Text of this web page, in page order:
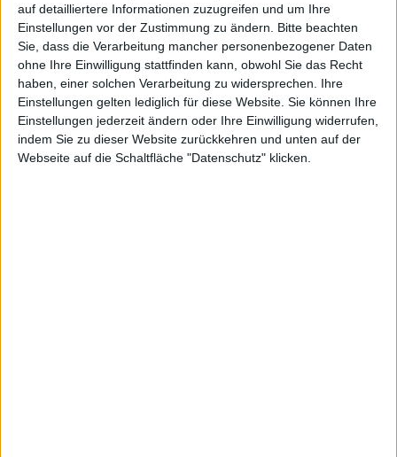
auf detailliertere Informationen zuzugreifen und um Ihre
Einstellungen vor der Zustimmung zu ändern.
Bitte beachten
Sie, dass die Verarbeitung mancher personenbezogener Daten
ohne Ihre Einwilligung stattfinden kann, obwohl Sie das Recht
haben, einer solchen Verarbeitung zu widersprechen. Ihre
Einstellungen gelten lediglich für diese Website. Sie können Ihre
Einstellungen jederzeit ändern oder Ihre Einwilligung widerrufen,
indem Sie zu dieser Website zurückkehren und unten auf der
Webseite auf die Schaltfläche "Datenschutz" klicken.
Silke Schlünsen, Managing Director, Head of Designated
Sponsoring
ODDO SEYDLER Bank AG
Ich lese boersengefluester.de, weil Gereon
Kruse Small Caps eine wichtige Plattform bietet,